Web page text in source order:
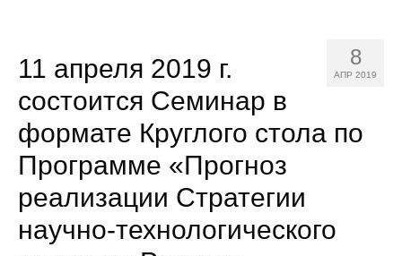
О нас
Об институте
Научные подразделения
Администрация
Сотрудники
8
АПР 2019
11 апреля 2019 г.
состоится Семинар в
формате Круглого стола по
Программе «Прогноз
реализации Стратегии
научно-технологического